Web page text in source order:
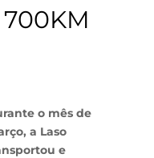
o mês de
a Laso
e